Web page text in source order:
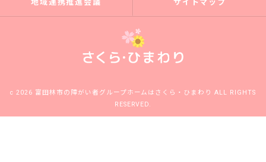
地域連携推進会議 サイトマップ
c 2026 富田林市の障がい者グループホームはさくら・ひまわり ALL RIGHTS
RESERVED.